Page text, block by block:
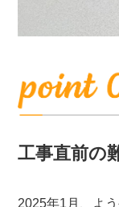
工事直前の
2025年1月、よ